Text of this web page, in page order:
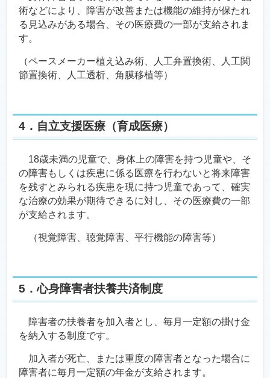
術などにより、障害が改善または機能の維持が保たれ
る見込みがある場合、その医療費の一部が支給されま
す。
（ペースメーカー植え込み術、人工弁置換術、人工関
節置換術、人工透析、角膜移植等）
4．自立支援医療（育成医療）
18歳未満の児童で、身体上の障害を持つ児童や、そ
の障害もしくは疾患に係る医療を行わないと将来障害
を残すとみられる疾患を現に持つ児童であって、確実
な治療の効果が期待できるに対し、その医療費の一部
が支給されます。
（視覚障害、聴覚障害、平行機能の障害等）
5．心身障害者扶養共済制度
障害者の扶養者を加入者とし、毎月一定額の掛け金
を納入する制度です。
加入者が死亡、または重度の障害者となった場合に
障害者に毎月一定額の年金が支給されます。